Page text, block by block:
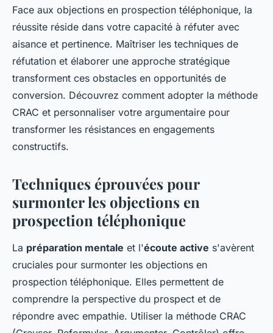
Prospection commerciale
téléphonique : comment
traiter les objections ?
Lucas•27 mai 2024•3 min de lecture
Face aux objections en prospection téléphonique, la
réussite réside dans votre capacité à réfuter avec
aisance et pertinence. Maîtriser les techniques de
réfutation et élaborer une approche stratégique
transforment ces obstacles en opportunités de
conversion. Découvrez comment adopter la méthode
CRAC et personnaliser votre argumentaire pour
transformer les résistances en engagements
constructifs.
Techniques éprouvées pour
surmonter les objections en
prospection téléphonique
La préparation mentale et l'écoute active s'avèrent
cruciales pour surmonter les objections en
prospection téléphonique. Elles permettent de
comprendre la perspective du prospect et de
répondre avec empathie. Utiliser la méthode CRAC